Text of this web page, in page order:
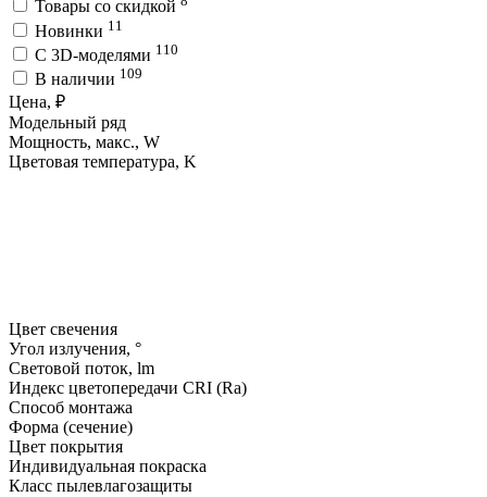
Товары со скидкой
Новинки 11
C 3D-моделями 110
В наличии 109
Цена, ₽
Модельный ряд
Мощность, макс., W
Цветовая температура, K
Цвет свечения
Угол излучения, °
Световой поток, lm
Индекс цветопередачи CRI (Ra)
Способ монтажа
Форма (сечение)
Цвет покрытия
Индивидуальная покраска
Класс пылевлагозащиты